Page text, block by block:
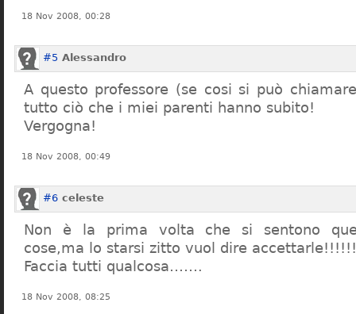
18 Nov 2008, 00:28
#5 Alessandro
A questo professore (se cosi si può
tutto ciò che i miei parenti hanno subito!
Vergogna!
18 Nov 2008, 00:49
#6 celeste
Non è la prima volta che si sentono
cose,ma lo starsi zitto vuol dire accettarle!!!!!!
Faccia tutti qualcosa…….
18 Nov 2008, 08:25